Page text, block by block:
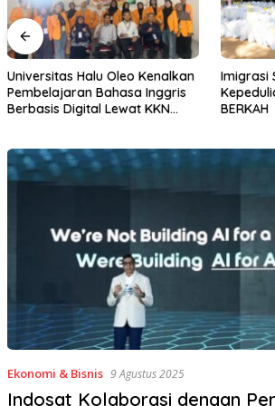
Imigrasi Sultra Perkuat
Kepedulian Sosial Lewat IKENI
BERKAH
Gerakan
ke-81,
BWS
Ekonomi & Bisnis 9 Agustus 2025
Indosat Kolaborasi dengan